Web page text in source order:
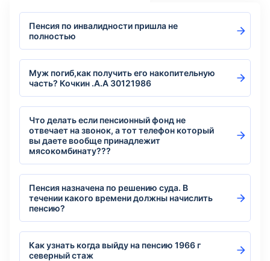
Пенсия по инвалидности пришла не
полностью
Муж погиб,как получить его накопительную
часть? Кочкин .А.А 30121986
Что делать если пенсионный фонд не
отвечает на звонок, а тот телефон который
вы даете вообще принадлежит
мясокомбинату???
Пенсия назначена по решению суда. В
течении какого времени должны начислить
пенсию?
Как узнать когда выйду на пенсию 1966 г
северный стаж